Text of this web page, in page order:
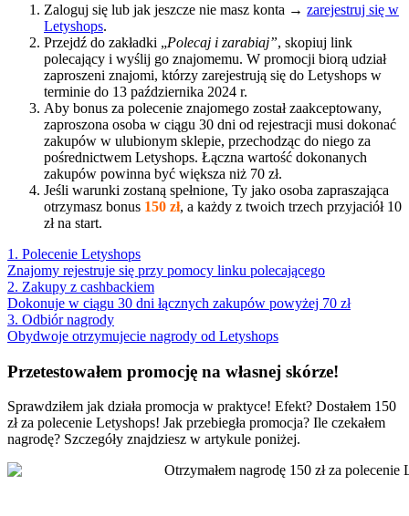
Zaloguj się lub jak jeszcze nie masz konta → zarejestruj się w
Letyshops.
Przejdź do zakładki „Polecaj i zarabiaj”, skopiuj link
polecający i wyślij go znajomemu. W promocji biorą udział
zaproszeni znajomi, którzy zarejestrują się do Letyshops w
terminie do 13 października 2024 r.
Aby bonus za polecenie znajomego został zaakceptowany,
zaproszona osoba w ciągu 30 dni od rejestracji musi dokonać
zakupów w ulubionym sklepie, przechodząc do niego za
pośrednictwem Letyshops. Łączna wartość dokonanych
zakupów powinna być większa niż 70 zł.
Jeśli warunki zostaną spełnione, Ty jako osoba zapraszająca
otrzymasz bonus 150 zł, a każdy z twoich trzech przyjaciół 10
zł na start.
1. Polecenie Letyshops
Znajomy rejestruje się przy pomocy linku polecającego
2. Zakupy z cashbackiem
Dokonuje w ciągu 30 dni łącznych zakupów powyżej 70 zł
3. Odbiór nagrody
Obydwoje otrzymujecie nagrody od Letyshops
Przetestowałem promocję na własnej skórze!
Sprawdziłem jak działa promocja w praktyce! Efekt? Dostałem 150
zł za polecenie Letyshops! Jak przebiegła promocja? Ile czekałem
nagrodę? Szczegóły znajdziesz w artykule poniżej.